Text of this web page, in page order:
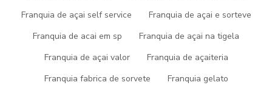
Franquia de açai self service
Franquia de açai e sorteve
Franquia de acai em sp
Franquia de açai na tigela
Franquia de açai valor
Franquia de açaiteria
Franquia fabrica de sorvete
Franquia gelato
REFERÊNCIA EM FRANQUIA
DE AÇAI QUANTO CUSTA
A Picogel Sorvetes foca sua energia em criar para seus clientes